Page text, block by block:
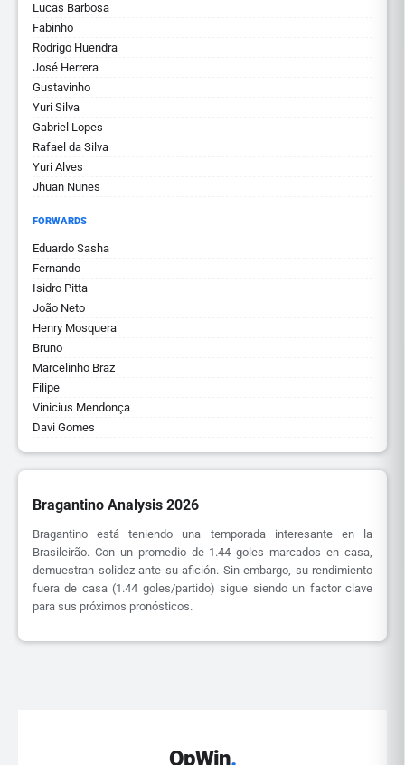
Lucas Barbosa
Fabinho
Rodrigo Huendra
José Herrera
Gustavinho
Yuri Silva
Gabriel Lopes
Rafael da Silva
Yuri Alves
Jhuan Nunes
FORWARDS
Eduardo Sasha
Fernando
Isidro Pitta
João Neto
Henry Mosquera
Bruno
Marcelinho Braz
Filipe
Vinicius Mendonça
Davi Gomes
Bragantino Analysis 2026
Bragantino está teniendo una temporada interesante en la
Brasileirão. Con un promedio de 1.44 goles marcados en casa,
demuestran solidez ante su afición. Sin embargo, su rendimiento
fuera de casa (1.44 goles/partido) sigue siendo un factor clave
para sus próximos pronósticos.
OpWin.